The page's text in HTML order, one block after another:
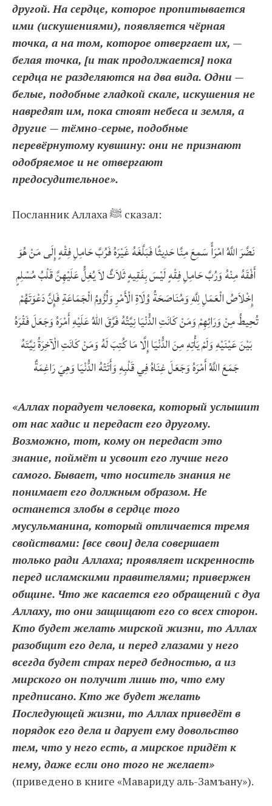
другой. На сердце, которое пропитывается
ими (искушениями), появляется чёрная
точка, а на том, которое отвергает их, —
белая точка, [и так продолжается] пока
сердца не разделяются на два вида. Одни —
белые, подобные гладкой скале, искушения не
навредят им, пока стоят небеса и земля, а
другие — тёмно-серые, подобные
перевёрнутому кувшину: они не признают
одобряемое и не отвергают
предосудительное».
Посланник Аллаха ﷺ сказал:
نَضَّرَ اللَّهُ امْرَأً سَمِعَ مِنَّا حَدِيثًا فَبَلَّغَهُ غَيْرَهُ فَرُبَّ حَامِلِ فِقْهٍ إِلَى مَنْ هُوَ
أَفْقَهُ مِنْهُ وَرُبَّ حَامِلِ فِقْهٍ لَيْسَ بِفَقِيهٍ ثَلاَثٌ لاَ يُغِلُّ عَلَيْهِنَّ قَلْبُ مُسْلِمٍ
إِخْلاَصُ الْعَمَلِ لِلَّهِ وَمُنَاصَحَةُ وُلَاةِ الْأَمْرِ وَلُزُومُ الْجَمَاعَةِ فَإِنَّ دَعْوَتَهُمْ
تُحِيطُ مِنْ وَرَائِهِمْ وَمَنْ كَانَتِ الدُّنْيَا نِيَّتُهُ فَرَّقَ اللهُ عَلَيْهِ أَمْرَهُ وَجَعَلَ فَقْرَهُ
بَيْنَ عَيْنَيْهِ وَلَمْ يَأْتِهِ مِنَ الدُّنْيَا إِلَّا مَا كُتِبَ لَهُ وَمَنْ كَانَتِ الْآخِرَةُ نِيَّتَهُ
جَمَعَ اللَّهُ أَمْرَهُ وَجَعَلَ غِنَاهُ فِي قَلْبِهِ وَأَتَتْهُ الدُّنْيَا وَهِيَ رَاغِمَةٌ
«Аллах порадует человека, который услышит
от нас хадис и передаст его другому.
Возможно, тот, кому он передаст это
знание, поймёт и усвоит его лучше него
самого. Бывает, что носитель знания не
понимает его должным образом. Не
останется злобы в сердце того
мусульманина, который отличается тремя
свойствами: [все свои] дела совершает
только ради Аллаха; проявляет искренность
перед исламскими правителями; привержен
общине. Что же касается его обращений с дуа
Аллаху, то они защищают его со всех сторон.
Кто будет желать мирской жизни, то Аллах
разобщит его дела, и перед глазами у него
всегда будет страх перед бедностью, а из
мирского он получит лишь то, что ему
предписано. Кто же будет желать
Последующей жизни, то Аллах приведёт в
порядок его дела и дарует ему довольство
тем, что у него есть, а мирское придёт к
нему, даже если оно того не желает»
(приведено в книге «Мавариду аль-Замъану»).